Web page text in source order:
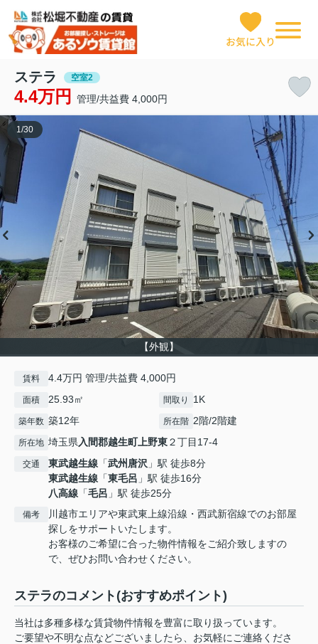
お気に入り
ステラ 空室2
4.4万円 管理/共益費 4,000円
【外観】
1/30
賃料 4.4万円 管理/共益費 4,000円
面積 25.93㎡ 間取り 1K
築年数 築12年 所在階 2階/2階建
所在地 埼玉県 入間郡越生町上野東２丁目17-4
交通 東武越生線 「武州唐沢 」駅 徒歩8分
東武越生線 「東毛呂 」駅 徒歩16分
八高線 「毛呂 」駅 徒歩25分
備考
川越市エリアや東武東上線沿線・西武新宿線でのお部屋
探しをサポートいたします。
お客様のご希望に合った物件情報をご紹介致しますの
で、ぜひお問い合わせください。
ステラのコメント(おすすめポイント)
当社は多種多様な賃貸物件情報を豊富に取り扱っています。
ご要望や不明な点などございましたら、お気軽にご連絡くださ